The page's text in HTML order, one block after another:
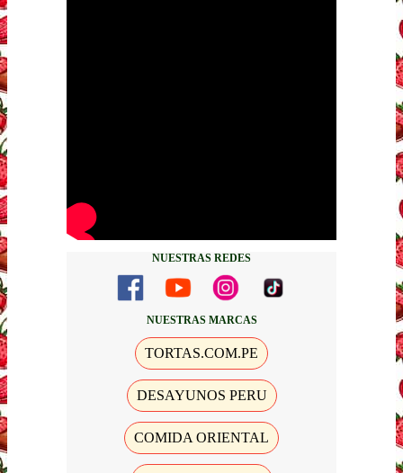
NUESTRAS REDES
NUESTRAS MARCAS
TORTAS.COM.PE
DESAYUNOS PERU
COMIDA ORIENTAL